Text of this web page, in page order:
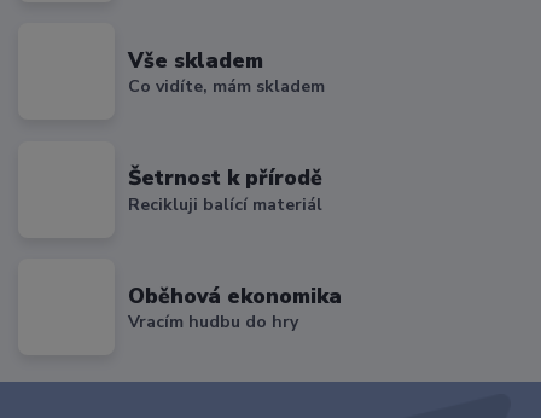
Vše skladem
Co vidíte, mám skladem
Šetrnost k přírodě
Recikluji balící materiál
Oběhová ekonomika
Vracím hudbu do hry